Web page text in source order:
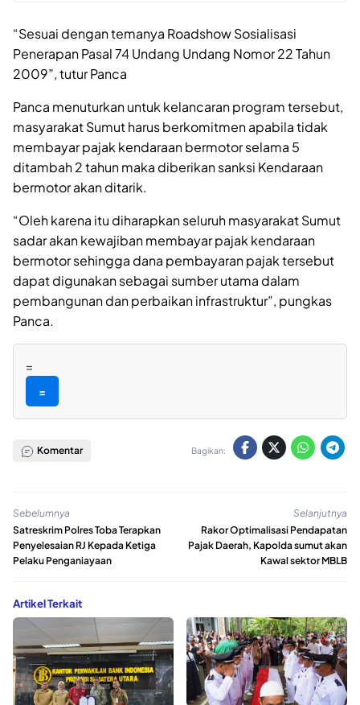
“Sesuai dengan temanya Roadshow Sosialisasi
Penerapan Pasal 74 Undang Undang Nomor 22 Tahun
2009”, tutur Panca
Panca menuturkan untuk kelancaran program tersebut,
masyarakat Sumut harus berkomitmen apabila tidak
membayar pajak kendaraan bermotor selama 5
ditambah 2 tahun maka diberikan sanksi Kendaraan
bermotor akan ditarik.
“Oleh karena itu diharapkan seluruh masyarakat Sumut
sadar akan kewajiban membayar pajak kendaraan
bermotor sehingga dana pembayaran pajak tersebut
dapat digunakan sebagai sumber utama dalam
pembangunan dan perbaikan infrastruktur”, pungkas
Panca.
=
=
Komentar Bagikan:
Sebelumnya
Satreskrim Polres Toba Terapkan
Penyelesaian RJ Kepada Ketiga
Pelaku Penganiayaan
Selanjutnya
Rakor Optimalisasi Pendapatan
Pajak Daerah, Kapolda sumut akan
Kawal sektor MBLB
Artikel Terkait